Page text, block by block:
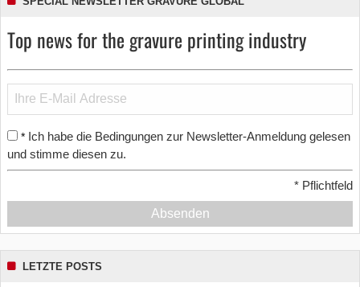
Top news for the gravure printing industry
* Ich habe die Bedingungen zur Newsletter-Anmeldung gelesen
und stimme diesen zu.
* Pflichtfeld
Absenden
LETZTE POSTS